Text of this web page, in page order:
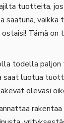
tuotteita, jos
saatuna, vaikka
Tämä on
todella paljon
saat luotua
olevasi